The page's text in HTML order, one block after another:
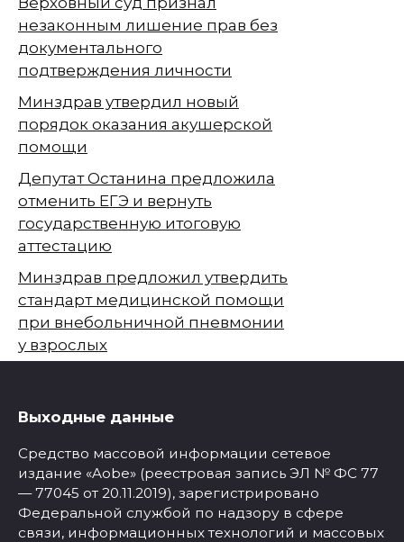
незаконным лишение прав без
документального
подтверждения личности
Минздрав утвердил новый
порядок оказания акушерской
помощи
Депутат Останина предложила
отменить ЕГЭ и вернуть
государственную итоговую
аттестацию
Минздрав предложил утвердить
стандарт медицинской помощи
при внебольничной пневмонии
у взрослых
Выходные данные
Средство массовой информации сетевое
издание «Aobe» (реестровая запись ЭЛ № ФС 77
— 77045 от 20.11.2019), зарегистрировано
Федеральной службой по надзору в сфере
связи, информационных технологий и массовых